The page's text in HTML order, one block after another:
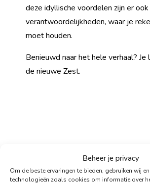
Beheer je privacy
Om de beste ervaringen te bieden, gebruiken wij
technologieën zoals cookies om informatie over
deze idyllische voordelen zijn er ook
verantwoordelijkheden, waar je
moet houden.
Benieuwd naar het hele verhaal? Je
de nieuwe Zest.